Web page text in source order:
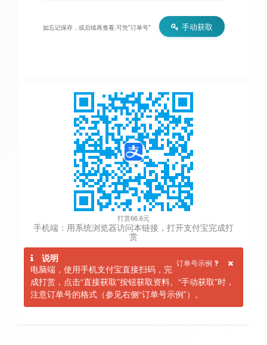
如忘记保存，或后续再查看,可凭"订单号" 手动获取
打赏66.6元
手机端：用系统浏览器访问本链接，打开支付宝完成打
赏
订单号示例
说明
电脑端，使用手机支付宝直接扫码，完
成打赏，点击“直接获取”按钮获取资料。“手动获取”时，
注意订单号的格式（参见右侧“订单号示例”）。